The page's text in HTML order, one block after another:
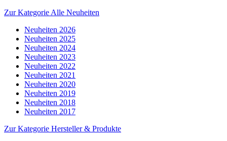
Zur Kategorie Alle Neuheiten
Neuheiten 2026
Neuheiten 2025
Neuheiten 2024
Neuheiten 2023
Neuheiten 2022
Neuheiten 2021
Neuheiten 2020
Neuheiten 2019
Neuheiten 2018
Neuheiten 2017
Zur Kategorie Hersteller & Produkte